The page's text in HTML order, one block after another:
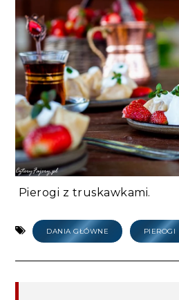
Pierogi z truskawkami.
DANIA GŁÓWNE PIEROGI